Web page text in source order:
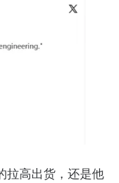
拉高出货，还是他